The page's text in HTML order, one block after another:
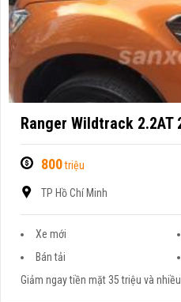
Ranger Wildtrack 2.2AT
800triệu
TP Hồ Chí Minh
Xe mới
Bán tải
Giảm ngay tiền mặt 35 triệu và